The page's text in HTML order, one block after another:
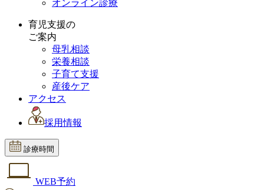
オンライン診療
育児支援の
ご案内
母乳相談
栄養相談
子育て支援
産後ケア
アクセス
採用情報
診療時間
WEB予約